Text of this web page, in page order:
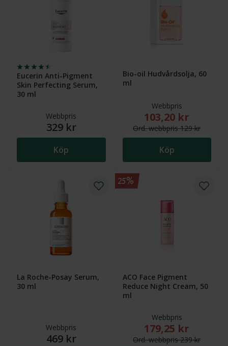
Eucerin Anti-Pigment
Skin Perfecting Serum,
30 ml
Webbpris
329 kr
Köp
Bio-oil Hudvårdsolja, 60
ml
Webbpris
Nytt reducerat
103,20 kr
Ord.webbpris129 kr
Köp
La Roche-Posay Serum,
30 ml
Webbpris
469 kr
ACO Face Pigment
Reduce Night Cream, 50
ml
Webbpris
Nytt reducerat
179,25 kr
Ord.webbpris239 kr
25%